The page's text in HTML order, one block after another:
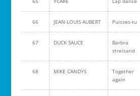
66 JEAN-LOUIS AUBERT Puisses-tu
67 DUCK SAUCE
Barbra
streisand
68 MIKE CANDYS
Together
again